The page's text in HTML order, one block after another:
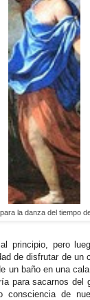
la danza del tiempo
principio, pero
de disfrutar de un
un baño en una
para sacarnos
consciencia de